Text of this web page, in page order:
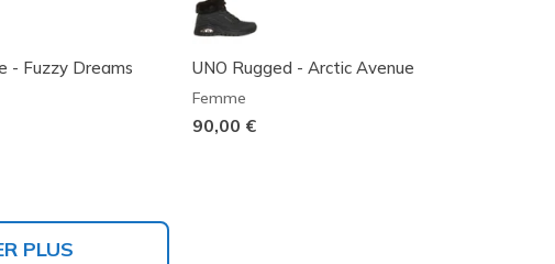
- Fuzzy Dreams UNO Rugged - Arctic Avenue
Femme
90,00 €
PLUS